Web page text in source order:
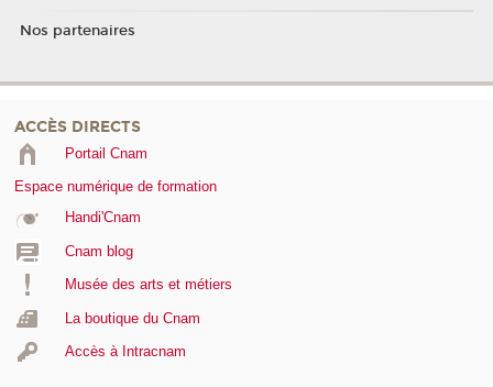
Nos partenaires
ACCÈS DIRECTS
Portail Cnam
Espace numérique de formation
Handi'Cnam
Cnam blog
Musée des arts et métiers
La boutique du Cnam
Accès à Intracnam